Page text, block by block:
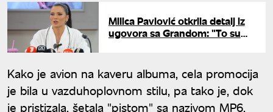
Milica Pavlović otkrila detalj iz
ugovora sa Grandom: "To su
Kako je avion na kaveru albuma, cela promocija
je bila u vazduhoplovnom stilu, pa tako je, dok
je pristizala, šetala "pistom" sa nazivom MP6,